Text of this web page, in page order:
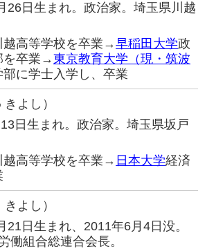
26日生まれ。政治家。埼玉県川越
越高等学校を卒業→早稲田大学政
を卒業→東京教育大学（現・筑波
部に学士入学し、卒業
よし）
日生まれ。政治家。埼玉県坂戸
越高等学校を卒業→ 日本大学経済
よし）
21日生まれ、2011年6月4日没。
働組合総連合会長。